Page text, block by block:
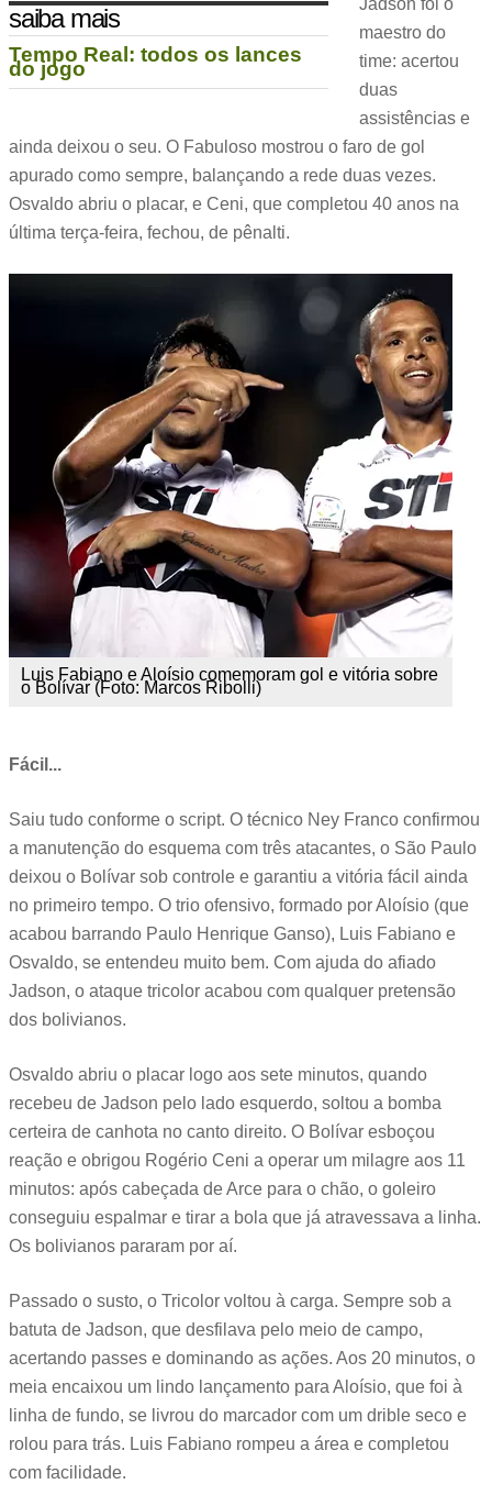
saiba mais
Tempo Real: todos os lances
do jogo
maestro do
time: acertou
duas
assistências e
ainda deixou o seu. O Fabuloso mostrou o faro de gol
apurado como sempre, balançando a rede duas vezes.
Osvaldo abriu o placar, e Ceni, que completou 40 anos na
última terça-feira, fechou, de pênalti.
Luis Fabiano e Aloísio comemoram gol e vitória sobre
o Bolívar (Foto: Marcos Ribolli)
Fácil...
Saiu tudo conforme o script. O técnico Ney Franco confirmou
a manutenção do esquema com três atacantes, o São Paulo
deixou o Bolívar sob controle e garantiu a vitória fácil ainda
no primeiro tempo. O trio ofensivo, formado por Aloísio (que
acabou barrando Paulo Henrique Ganso), Luis Fabiano e
Osvaldo, se entendeu muito bem. Com ajuda do afiado
Jadson, o ataque tricolor acabou com qualquer pretensão
dos bolivianos.
Osvaldo abriu o placar logo aos sete minutos, quando
recebeu de Jadson pelo lado esquerdo, soltou a bomba
certeira de canhota no canto direito. O Bolívar esboçou
reação e obrigou Rogério Ceni a operar um milagre aos 11
minutos: após cabeçada de Arce para o chão, o goleiro
conseguiu espalmar e tirar a bola que já atravessava a linha.
Os bolivianos pararam por aí.
Passado o susto, o Tricolor voltou à carga. Sempre sob a
batuta de Jadson, que desfilava pelo meio de campo,
acertando passes e dominando as ações. Aos 20 minutos, o
meia encaixou um lindo lançamento para Aloísio, que foi à
linha de fundo, se livrou do marcador com um drible seco e
rolou para trás. Luis Fabiano rompeu a área e completou
com facilidade.